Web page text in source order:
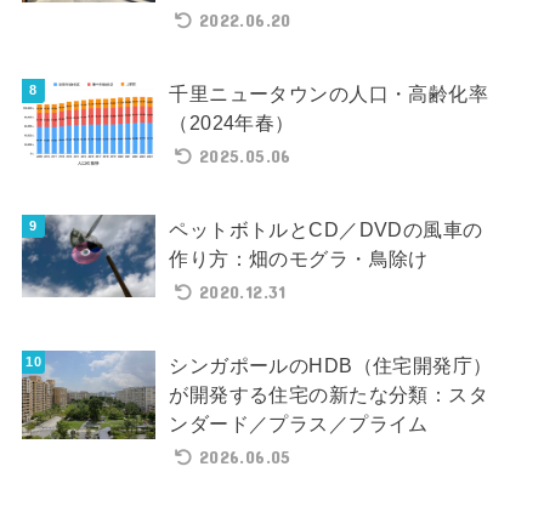
2022.06.20
千里ニュータウンの人口・高齢化率
（2024年春）
2025.05.06
ペットボトルとCD／DVDの風車の
作り方：畑のモグラ・鳥除け
2020.12.31
シンガポールのHDB（住宅開発庁）
が開発する住宅の新たな分類：スタ
ンダード／プラス／プライム
2026.06.05